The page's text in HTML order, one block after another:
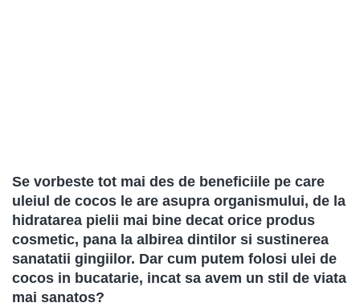
Se vorbeste tot mai des de beneficiile pe care
uleiul de cocos le are asupra organismului, de la
hidratarea pielii mai bine decat orice produs
cosmetic, pana la albirea dintilor si sustinerea
sanatatii gingiilor. Dar cum putem folosi ulei de
cocos in bucatarie, incat sa avem un stil de viata
mai sanatos?